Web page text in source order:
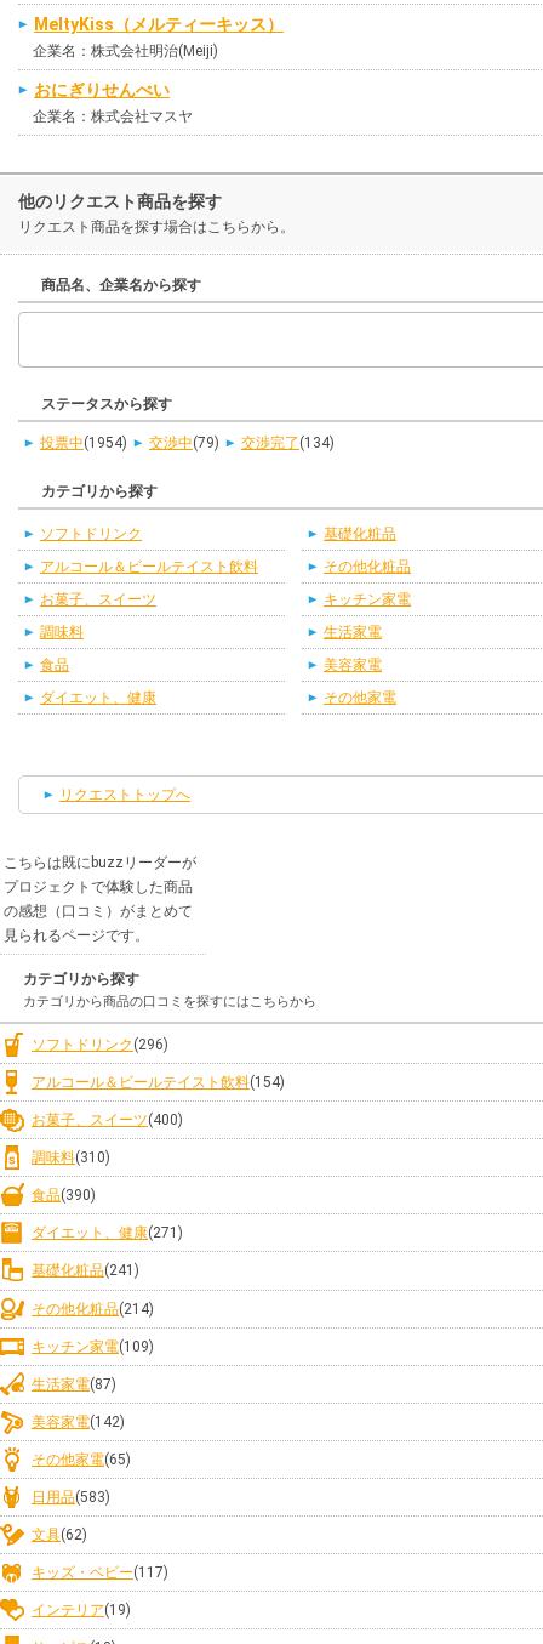
MeltyKiss（メルティーキッス）
企業名：株式会社明治(Meiji)
おにぎりせんべい
企業名：株式会社マスヤ
他のリクエスト商品を探す
リクエスト商品を探す場合はこちらから。
商品名、企業名から探す
ステータスから探す
投票中(1954) 交渉中(79) 交渉完了 (134)
カテゴリから探す
ソフトドリンク
アルコール＆ビールテイスト飲料
お菓子、スイーツ
調味料
食品
ダイエット、健康
基礎化粧品
その他化粧品
キッチン家電
生活家電
美容家電
その他家電
リクエストトップへ
こちらは既にbuzzリーダーが
プロジェクトで体験した商品
の感想（口コミ）がまとめて
見られるページです。
カテゴリから探す
カテゴリから商品の口コミを探すにはこちらから
ソフトドリンク (296)
アルコール＆ビールテイスト飲料(154)
お菓子、スイーツ(400)
調味料(310)
食品(390)
ダイエット、健康(271)
基礎化粧品(241)
その他化粧品(214)
キッチン家電(109)
生活家電(87)
美容家電(142)
その他家電(65)
日用品(583)
文具(62)
キッズ・ベビー(117)
インテリア(19)